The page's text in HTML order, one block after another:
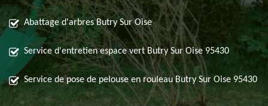
Abattage d'arbres Butry Sur Oise
Service d'entretien espace vert Butry Sur Oise 95430
Service de pose de pelouse en rouleau Butry Sur Oise 95430